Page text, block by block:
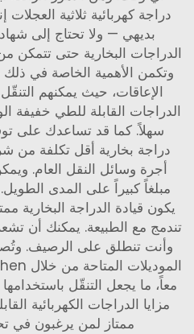
دراجة كهربائية ثلاثية العجلات
بديهي — ولا تحتاج إلى
الدراجات البخارية حتى تتمكن
وتكمن الأهمية الخاصة في ذلك
الإعاقات، حيث يمكنهم
الدراجات القابلة للطي خفيفة
سهلاً. كما قد تساعدك على
دراجة بخارية أقل تكلفة من
أجرة وسائل النقل العام.
مبلغاً كبيراً على المدى
يكون قيادة الدراجة البخارية
تندمج مع الطبيعة. يمكنك أن
وأنت تنطلق على الرصيف.
معاً، ما يجعل التنقّل
مزايا الدراجات الكهربائية
ممتاز لمن يرغبون في